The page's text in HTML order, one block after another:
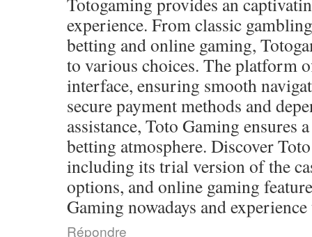
experience. From classic
betting and online gaming,
to various choices. The platform
interface, ensuring smooth
secure payment methods and
assistance, Toto Gaming ensures
betting atmosphere. Discover
including its trial version of the
options, and online gaming
Gaming nowadays and
Répondre